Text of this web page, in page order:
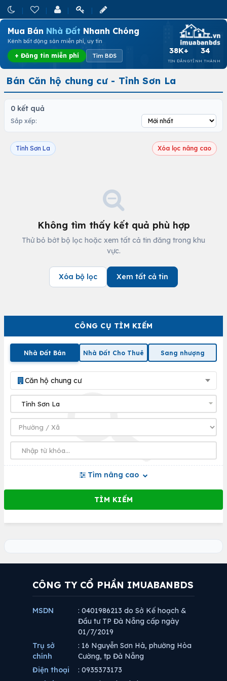
Mua Bán Nhà Đất Nhanh Chóng
Kênh bất động sản miễn phí, uy tín
+ Đăng tin miễn phí Tìm BĐS
38K+
TIN ĐĂNG
34
TỈNH THÀNH
CÔNG CỤ TÌM KIẾM
Nhà Đất Bán Nhà Đất Cho Thuê Sang nhượng
Căn hộ chung cư
Tìm nâng cao
Bán Căn hộ chung cư - Tỉnh Sơn La
0 kết quả
Sắp xếp:
Tỉnh Sơn La Xóa lọc nâng cao
Không tìm thấy kết quả phù hợp
Thử bỏ bớt bộ lọc hoặc xem tất cả tin đăng trong khu
vực.
Xóa bộ lọc Xem tất cả tin
CÔNG TY CỔ PHẦN IMUABANBDS
MSDN
: 0401986213 do Sở Kế hoạch &
Đầu tư TP Đà Nẵng cấp ngày
01/7/2019
Trụ sở
chính
: 16 Nguyễn Sơn Hà, phường Hòa
Cường, tp Đà Nẵng
Điện thoại
: 0935373173